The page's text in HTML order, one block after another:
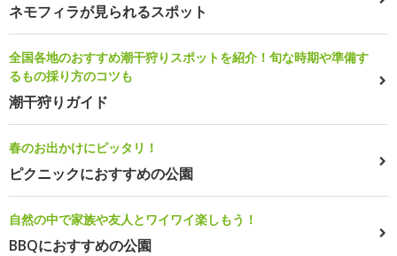
ネモフィラが見られるスポット
全国各地のおすすめ潮干狩りスポットを紹介！旬な時期や準備す
るもの採り方のコツも
潮干狩りガイド
春のお出かけにピッタリ！
ピクニックにおすすめの公園
自然の中で家族や友人とワイワイ楽しもう！
BBQにおすすめの公園